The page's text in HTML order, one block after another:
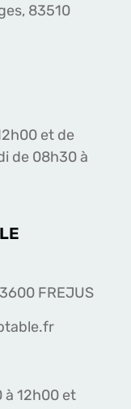
83510
et de
de 08h30 à
FREJUS
à 12h00 et